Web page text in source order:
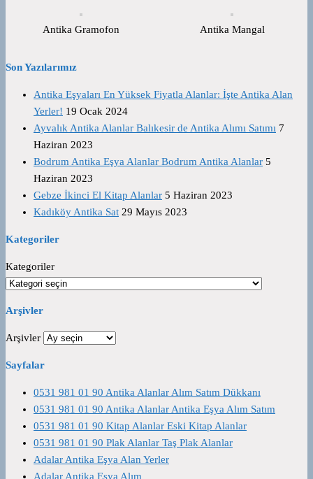
Antika Gramofon Antika Mangal
Son Yazılarımız
Antika Eşyaları En Yüksek Fiyatla Alanlar: İşte Antika Alan
Yerler! 19 Ocak 2024
Ayvalık Antika Alanlar Balıkesir de Antika Alımı Satımı 7
Haziran 2023
Bodrum Antika Eşya Alanlar Bodrum Antika Alanlar 5
Haziran 2023
Gebze İkinci El Kitap Alanlar 5 Haziran 2023
Kadıköy Antika Sat 29 Mayıs 2023
Kategoriler
Kategoriler
Arşivler
Arşivler
Sayfalar
0531 981 01 90 Antika Alanlar Alım Satım Dükkanı
0531 981 01 90 Antika Alanlar Antika Eşya Alım Satım
0531 981 01 90 Kitap Alanlar Eski Kitap Alanlar
0531 981 01 90 Plak Alanlar Taş Plak Alanlar
Adalar Antika Eşya Alan Yerler
Adalar Antika Eşya Alım